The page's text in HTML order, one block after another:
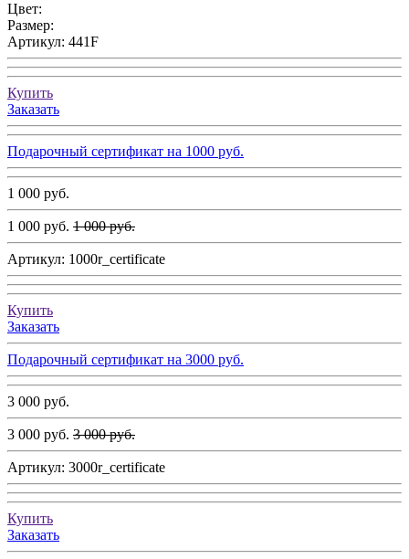
Цвет:
Размер:
Артикул: 441F
Купить
Заказать
Подарочный сертификат на 1000 руб.
1 000 руб.
1 000 руб. 1 000 руб.
Артикул: 1000r_certificate
Купить
Заказать
Подарочный сертификат на 3000 руб.
3 000 руб.
3 000 руб. 3 000 руб.
Артикул: 3000r_certificate
Купить
Заказать